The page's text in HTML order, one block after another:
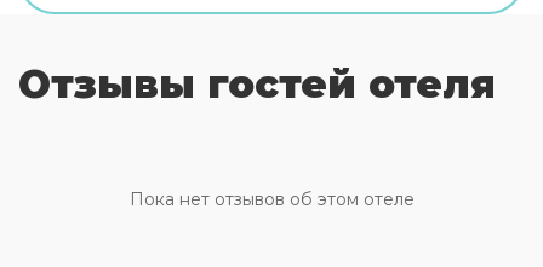
провести время перед сном в уютной
атмосфере можно в баре. Время вспомнить о
всегда оставаться на связи. Если вы
путешествуете на машине, припарковаться
Отзывы гостей отеля
Пока нет отзывов об этом отеле